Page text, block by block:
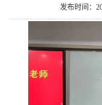
发布时间：